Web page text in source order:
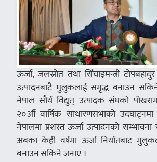
ऊर्जा, जलस्रोत तथा सिँचाइमन्त्री
उत्पादनबाटै मुलुकलाई समृद्ध बनाउन
नेपाल सौर्य विद्युत् उत्पादक संघको
२०औँ वार्षिक साधारणसभाको उदघाट्नमा
नेपालमा प्रशस्त ऊर्जा उत्पादनको
अबका केही वर्षमा ऊर्जा निर्यातबाट
बनाउन सकिने जनाए ।